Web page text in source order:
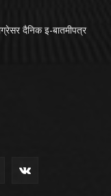
दैनिक इ-बातमीपत्र